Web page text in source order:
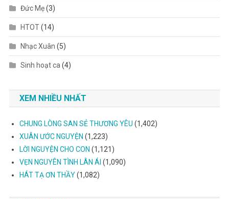
Đức Mẹ(3)
HTOT(14)
Nhạc Xuân (5)
Sinh hoạt ca (4)
XEM NHIỀU NHẤT
CHUNG LÒNG SAN SẺ THƯƠNG YÊU (1,402)
XUÂN ƯỚC NGUYỆN (1,223)
LỜI NGUYỆN CHO CON (1,121)
VẸN NGUYÊN TÌNH LÂN ÁI (1,090)
HÁT TẠ ƠN THẦY(1,082)